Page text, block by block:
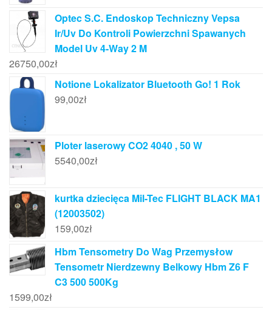
Optec S.C. Endoskop Techniczny Vepsa
Ir/Uv Do Kontroli Powierzchni Spawanych
Model Uv 4-Way 2 M
26750,00zł
Notione Lokalizator Bluetooth Go! 1 Rok
99,00zł
Ploter laserowy CO2 4040 , 50 W
5540,00zł
kurtka dziecięca Mil-Tec FLIGHT BLACK MA1
(12003502)
159,00zł
Hbm Tensometry Do Wag Przemysłow
Tensometr Nierdzewny Belkowy Hbm Z6 F
C3 500 500Kg
1599,00zł